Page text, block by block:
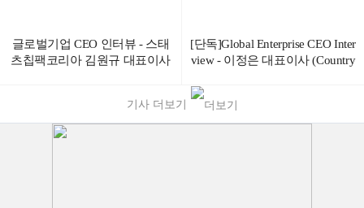
글로벌기업 CEO 인터뷰 - 스태
츠칩팩코리아 김원규 대표이사
[단독]Global Enterprise CEO Inter
view - 이정은 대표이사 (Country
기사 더보기